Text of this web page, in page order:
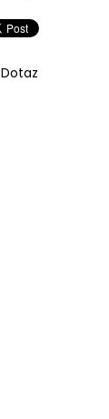
Dotaz